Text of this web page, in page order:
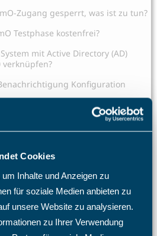
Cookies
Inhalte und Anzeigen zu
für soziale Medien anbieten zu
unsere Website zu analysieren.
zu Ihrer Verwendung
Zugang gesperrt, was ist zu tun?
Testphase kostenfrei?
mit Active Directory (AD)
verknüpfen?
Konfiguration
eine TimO-Lizenz, wie hoch sind
und wie erhöhe ich die Anzahl der
Löschung eines Mitarbeiters?
Exportmöglichkeiten gibt es in
kann ich im TimO definieren?